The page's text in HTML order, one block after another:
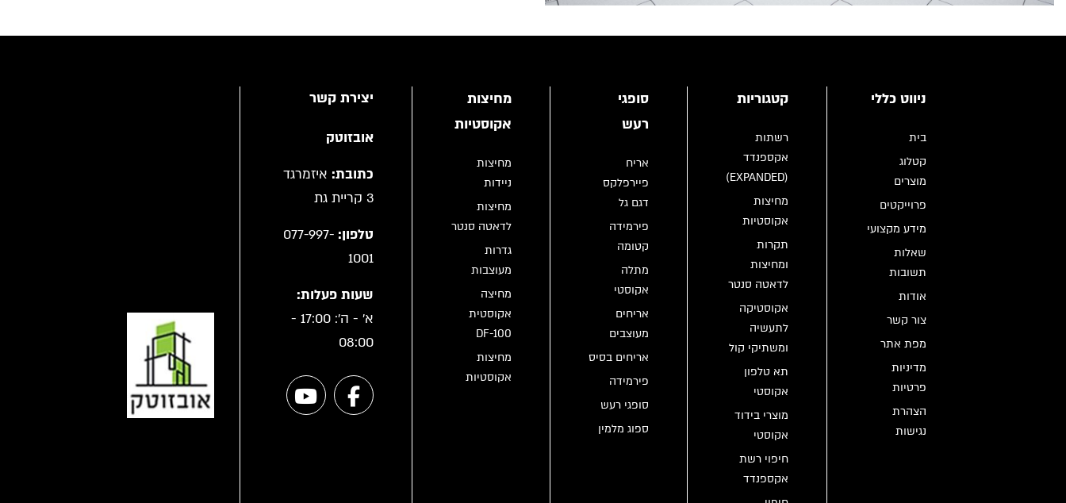
ניווט כללי
בית
קטלוג
מוצרים
פרוייקטים
מידע מקצועי
שאלות
תשובות
אודות
צור קשר
מפת אתר
מדיניות
פרטיות
הצהרת
נגישות
קטגוריות
רשתות
אקספנדד
(EXPANDED)
מחיצות
אקוסטיות
תקרות
ומחיצות
לדאטה סנטר
אקוסטיקה
לתעשיה
ומשתיקי קול
תא טלפון
אקוסטי
מוצרי בידוד
אקוסטי
חיפוי רשת
אקספנדד
סופגי
רעש
אריח
פיירפלקס
דגם גל
פירמידה
קטומה
מתלה
אקוסטי
אריחים
מעוצבים
אריחים בסיס
פירמידה
סופגי רעש
ספוג מלמין
מחיצות
אקוסטיות
מחיצות
ניידות
מחיצות
לדאטה סנטר
גדרות
מעוצבות
מחיצה
אקוסטית
DF-100
מחיצות
אקוסטיות
יצירת קשר
אובזוטק
כתובת: איזמרגד
3 קריית גת
טלפון: 077-997-
1001
שעות פעלות:
א' - ה': 17:00 -
08:00